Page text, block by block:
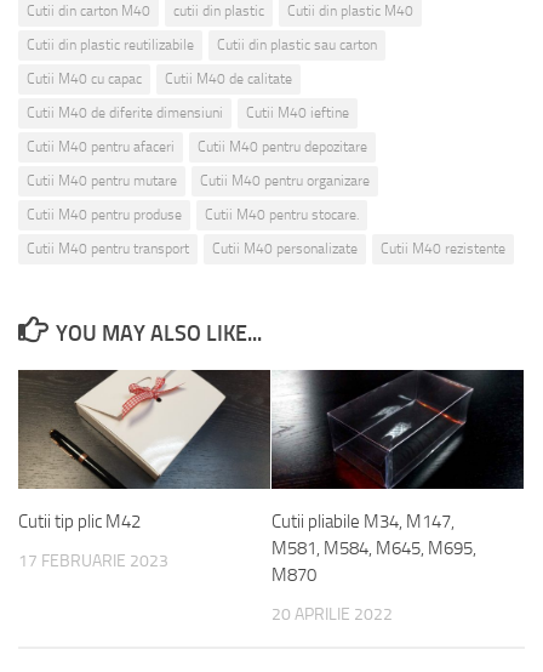
Cutii din carton M40
cutii din plastic
Cutii din plastic M40
Cutii din plastic reutilizabile
Cutii din plastic sau carton
Cutii M40 cu capac
Cutii M40 de calitate
Cutii M40 de diferite dimensiuni
Cutii M40 ieftine
Cutii M40 pentru afaceri
Cutii M40 pentru depozitare
Cutii M40 pentru mutare
Cutii M40 pentru organizare
Cutii M40 pentru produse
Cutii M40 pentru stocare.
Cutii M40 pentru transport
Cutii M40 personalizate Cutii M40 rezistente
YOU MAY ALSO LIKE...
Cutii tip plic M42
17 FEBRUARIE 2023
Cutii pliabile M34, M147,
M581, M584, M645, M695,
M870
20 APRILIE 2022